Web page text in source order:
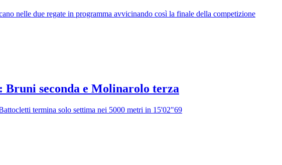
nelle due regate in programma avvicinando così la finale della competizione
seconda e Molinarolo terza
termina solo settima nei 5000 metri in 15'02"69